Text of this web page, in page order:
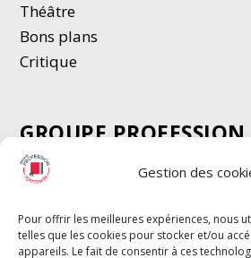
Gestion des
Pour offrir les meilleures expériences, nous
telles que les cookies pour stocker et/ou
appareils. Le fait de consentir à ces
Théâtre
Bons plans
Critique
GROUPE PROFESSION
Chèque Intermittents
Chèque Compta
Chèque Emploi Spectacle